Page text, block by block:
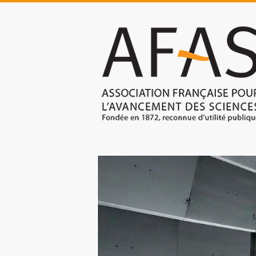
Association
française
pour
des
sciences
(AFAS)